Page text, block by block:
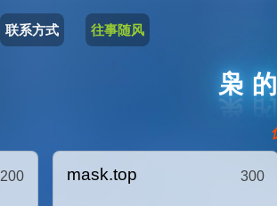
联系方式 往事随风
枭
200 mask.top 300